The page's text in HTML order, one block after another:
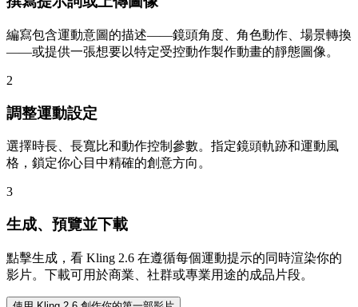
編寫包含運動意圖的描述——鏡頭角度、角色動作、場景轉換
——或提供一張想要以特定受控動作製作動畫的靜態圖像。
2
調整運動設定
選擇時長、長寬比和動作控制參數。指定鏡頭軌跡和運動風
格，鎖定你心目中精確的創意方向。
3
生成、預覽並下載
點擊生成，看 Kling 2.6 在遵循每個運動提示的同時渲染你的
影片。下載可用於商業、社群或專業用途的成品片段。